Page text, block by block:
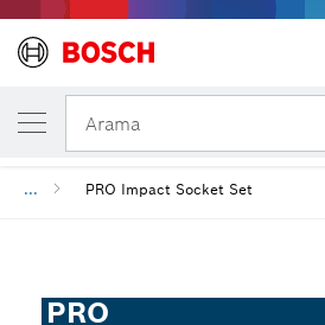
Arama
... PRO Impact Socket Set
PRO
SEÇTIĞINIZ MODEL
PRO Impact Socket Set